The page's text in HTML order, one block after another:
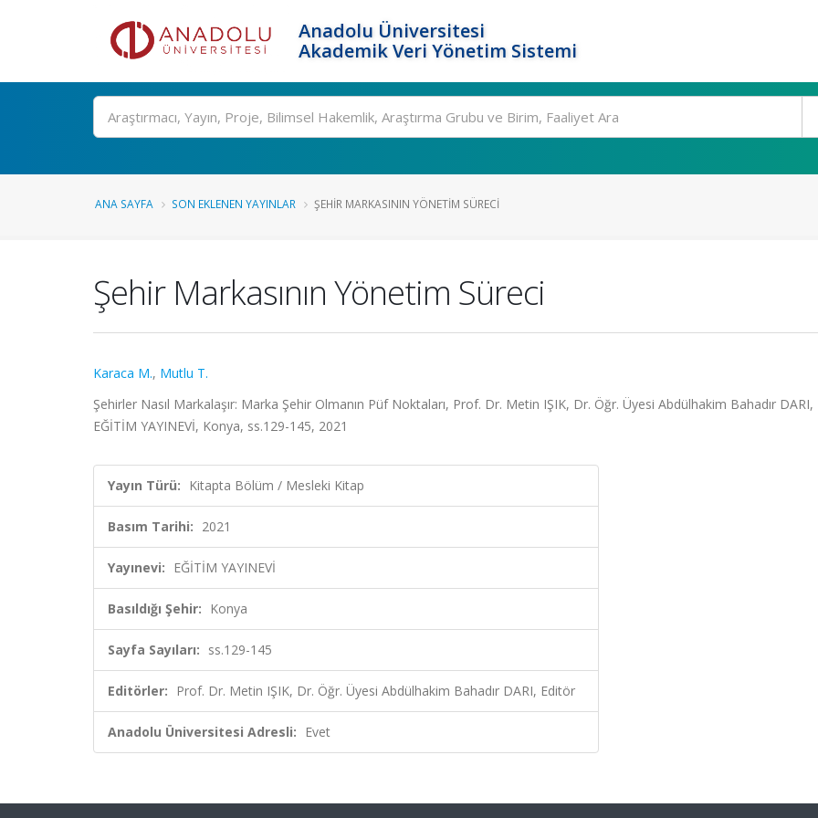
Anadolu Üniversitesi
Akademik Veri Yönetim Sistemi
Ara
ANA SAYFA SON EKLENEN YAYINLAR ŞEHIR MARKASININ YÖNETIM SÜRECI
Şehir Markasının Yönetim Süreci
Karaca M., Mutlu T.
Şehirler Nasıl Markalaşır: Marka Şehir Olmanın Püf Noktaları, Prof. Dr. Metin IŞIK, Dr. Öğr. Üyesi Abdülhakim Bahadır DARI,
EĞİTİM YAYINEVİ, Konya, ss.129-145, 2021
Yayın Türü: Kitapta Bölüm / Mesleki Kitap
Basım Tarihi: 2021
Yayınevi: EĞİTİM YAYINEVİ
Basıldığı Şehir: Konya
Sayfa Sayıları: ss.129-145
Editörler: Prof. Dr. Metin IŞIK, Dr. Öğr. Üyesi Abdülhakim Bahadır DARI, Editör
Anadolu Üniversitesi Adresli: Evet